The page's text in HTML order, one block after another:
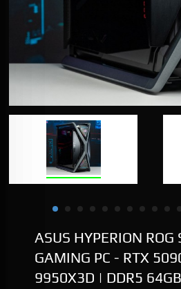
ASUS HYPERION ROG
GAMING PC - RTX
9950X3D | DDR5 64GB